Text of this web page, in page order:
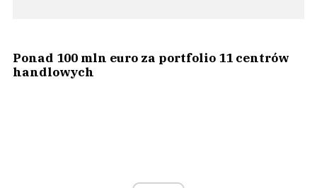
Ponad 100 mln euro za portfolio 11 centrów
handlowych